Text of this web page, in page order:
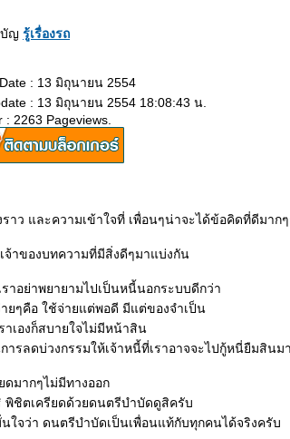
ญ รู้เรื่องรถ
: 13 มิถุนายน 2554
: 13 มิถุนายน 2554 18:08:43 น.
: 2263 Pageviews.
ราว และความเข้าใจที่ เพื่อนๆน่าจะได้ข้อคิดที่ดีมาก
าของบทความที่มีสิ่งดีๆมาแบ่งกัน
ราอย่าพยายามไปเป็นหนี้นอกระบบดีกว่า
ยๆคือ ใช้จ่ายแต่พอดี มีแต่ของจำเป็น
เองก็สบายใจไม่มีหน้าสิน
รลดบ่วงกรรมให้เจ้าหนี้ที่เราอาจจะไปกู้หนี่ยืมสินม
ดมากๆไม่มีทางออก
พิชิตเครียดด้วยดนตรีบำบัดดูสิครับ
ใจว่า ดนตรีบำบัดเป็นเพื่อนแท้กับทุกคนได้จริงครับ